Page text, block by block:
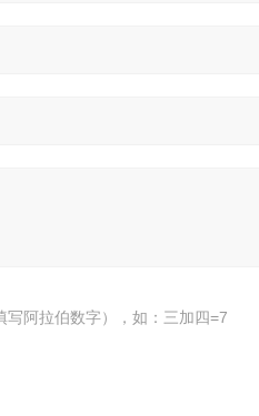
写阿拉伯数字），如：三加四=7